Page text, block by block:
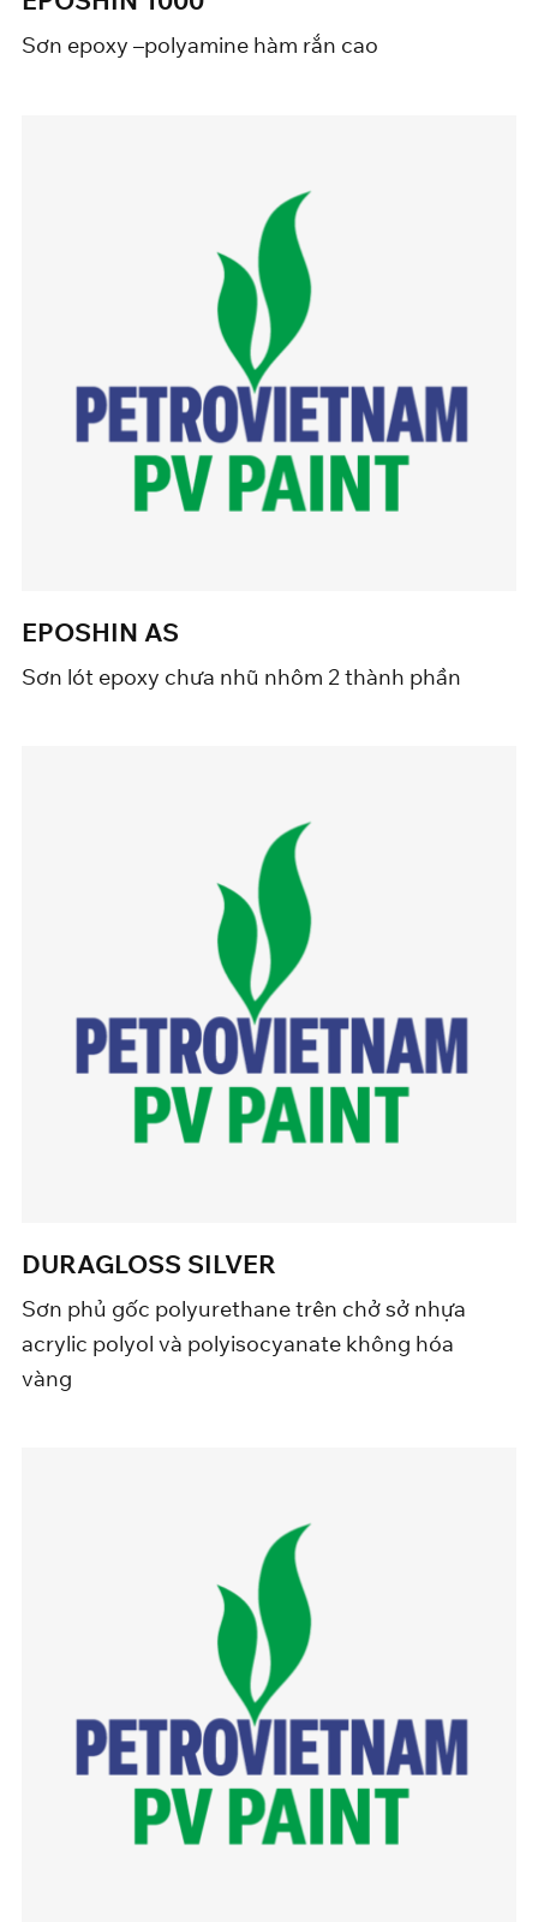
Sơn epoxy –polyamine hàm rắn cao
EPOSHIN AS
Sơn lót epoxy chưa nhũ nhôm 2 thành phần
DURAGLOSS SILVER
Sơn phủ gốc polyurethane trên chở sở nhựa
acrylic polyol và polyisocyanate không hóa
vàng